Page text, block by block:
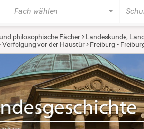
Fach wählen
philosophische Fächer Landeskunde,
Verfolgung vor der Haustür Freiburg -